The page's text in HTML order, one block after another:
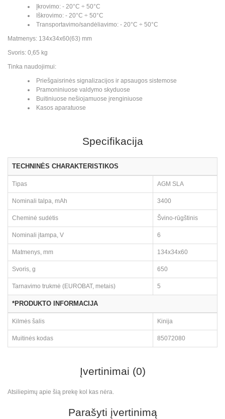
Įkrovimo: - 20°C ÷ 50°C
Iškrovimo: - 20°C ÷ 50°C
Transportavimo/sandėliavimo: - 20°C ÷ 50°C
Matmenys: 134x34x60(63) mm
Svoris: 0,65 kg
Tinka naudojimui:
Priešgaisrinės signalizacijos ir apsaugos sistemose
Pramoniniuose valdymo skyduose
Buitiniuose nešiojamuose įrenginiuose
Kasos aparatuose
Specifikacija
TECHNINĖS CHARAKTERISTIKOS
Tipas AGM SLA
Nominali talpa, mAh 3400
Cheminė sudėtis Švino-rūgštinis
Nominali įtampa, V 6
Matmenys, mm 134x34x60
Svoris, g 650
Tarnavimo trukmė (EUROBAT, metais) 5
*PRODUKTO INFORMACIJA
Kilmės šalis Kinija
Muitinės kodas 85072080
Įvertinimai (0)
Atsiliepimų apie šią prekę kol kas nėra.
Parašyti įvertinimą